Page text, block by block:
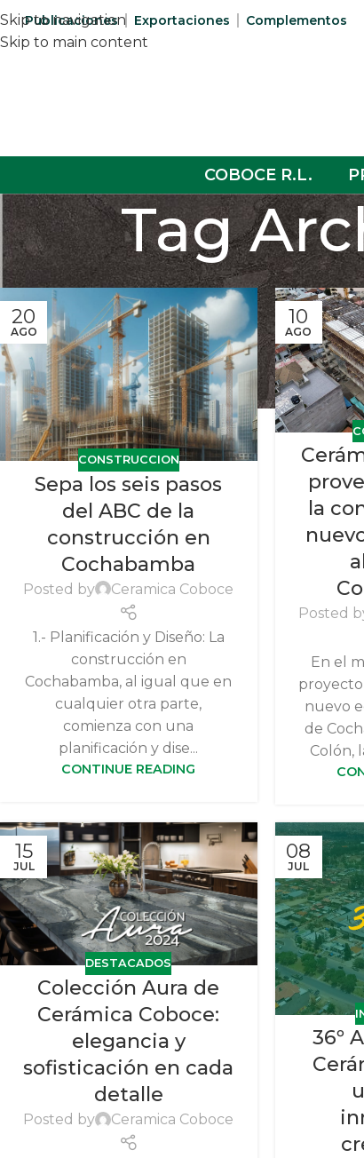
Skip to navigation
Skip to main content
Publicaciones Exportaciones Complementos
COBOCE R.L.
Tag
20
AGO
CONSTRUCCION
Sepa los seis pasos
del ABC de la
construcción en
Cochabamba
Posted by Ceramica Coboce
1.- Planificación y Diseño: La
construcción en
Cochabamba, al igual que en
cualquier otra parte,
comienza con una
planificación y dise...
CONTINUE READING
10
AGO
la
Posted
En el
nuevo
de
Colón,
15
JUL
DESTACADOS
Colección Aura de
Cerámica Coboce:
elegancia y
sofisticación en cada
detalle
Posted by Ceramica Coboce
08
JUL
36º